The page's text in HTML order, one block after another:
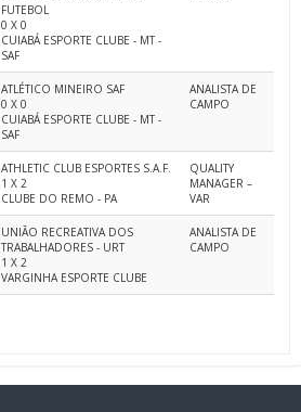
FUTEBOL
0 X 0
CUIABÁ ESPORTE CLUBE - MT -
SAF
ATLÉTICO MINEIRO SAF
0 X 0
CUIABÁ ESPORTE CLUBE - MT -
SAF
ANALISTA DE
CAMPO
ATHLETIC CLUB ESPORTES S.A.F.
1 X 2
CLUBE DO REMO - PA
QUALITY
MANAGER –
VAR
UNIÃO RECREATIVA DOS
TRABALHADORES - URT
1 X 2
VARGINHA ESPORTE CLUBE
ANALISTA DE
CAMPO